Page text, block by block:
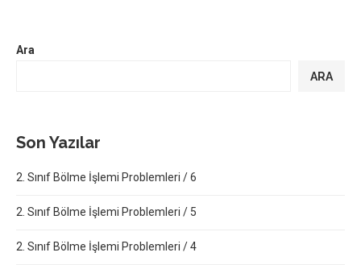
Ara
ARA
Son Yazılar
2. Sınıf Bölme İşlemi Problemleri / 6
2. Sınıf Bölme İşlemi Problemleri / 5
2. Sınıf Bölme İşlemi Problemleri / 4